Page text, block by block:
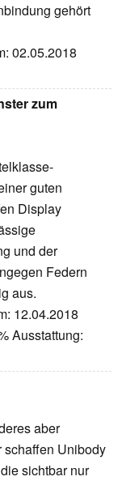
gehört
02.05.2018
zum
guten
Display
und der
Federn
aus.
12.04.2018
Ausstattung:
aber
schaffen Unibody
sichtbar nur